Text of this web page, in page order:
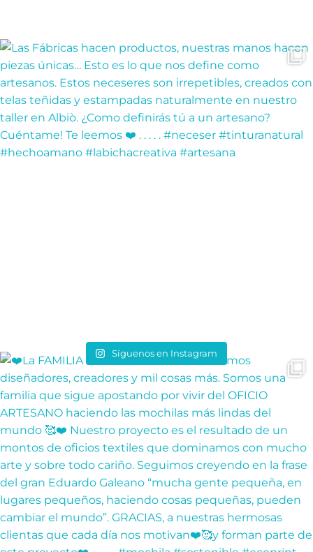
Síguenos en Instagram